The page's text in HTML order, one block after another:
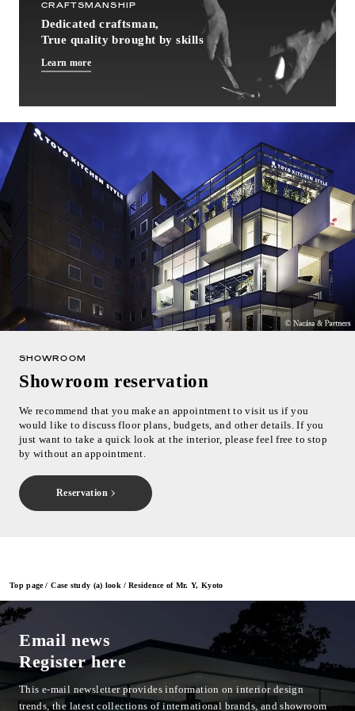
Top page Case study (a) look Residence of Mr. Y, Kyoto
CRAFTSMANSHIP
Dedicated craftsman,
True quality brought by skills
Learn more
SHOWROOM
Showroom reservation
We recommend that you make an appointment to visit us if you
would like to discuss floor plans, budgets, and other details. If you
just want to take a quick look at the interior, please feel free to stop
by without an appointment.
Reservation
Email news
Register here
This e-mail newsletter provides information on interior design
trends, the latest collections of international brands, and showroom